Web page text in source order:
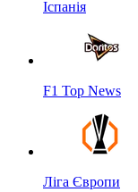
Іспанія
F1 Top News
Ліга Європи